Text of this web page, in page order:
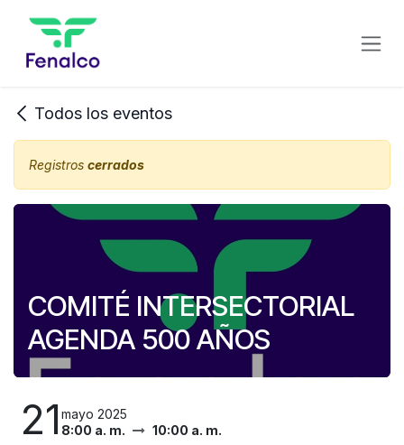
Todos los eventos
Registros cerrados
COMITÉ INTERSECTORIAL
AGENDA 500 AÑOS
21 mayo 2025
8:00 a. m.
10:00 a. m.